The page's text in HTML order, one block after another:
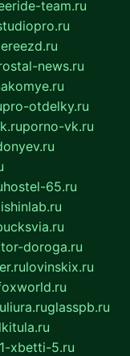
team.ru
news.ru
pro-otdelky.ru
porno-vk.ru
hostel-65.ru
doroga.ru
lovinskix.ru
liura.ruglasspb.ru
xbetti-5.ru